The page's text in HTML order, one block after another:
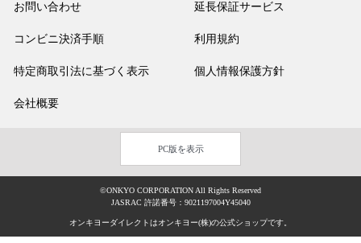
お問い合わせ 延長保証サービス
コンビニ決済手順 利用規約
特定商取引法に基づく表示 個人情報保護方針
会社概要
PC版を表示
©ONKYO CORPORATION All Rights Reserved
JASRAC 許諾番号：9021197004Y45040
オンキヨーダイレクトはオンキヨー(株)の公式ショップです。